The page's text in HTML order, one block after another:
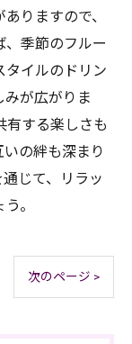
りますので、
季節のフルー
タイルのドリン
みが広がりま
有する楽しさも
の絆も深まり
じて、リラッ
。
次のページ >